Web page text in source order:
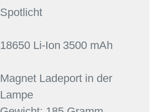
Spotlicht
18650 Li-Ion 3500 mAh
Magnet Ladeport in der
Lampe